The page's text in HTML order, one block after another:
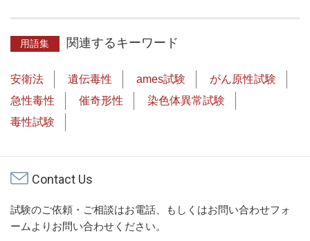
用語集 関連するキーワード
安衛法 遺伝毒性 ames試験
がん原性試験
急性毒性
催奇形性
染色体異常試験
毒性試験
Contact Us
試験のご依頼・ご相談はお電話、もしくはお問い合わせフォ
ームよりお問い合わせください。